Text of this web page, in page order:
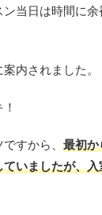
当日は時間に
内されました。
すから、 最初か
いましたが、